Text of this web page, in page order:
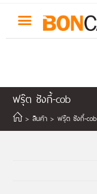
ฟรุ๊ต ชังกี้-cob
> สินค้า > ฟรุ๊ต ชังกี้-cob